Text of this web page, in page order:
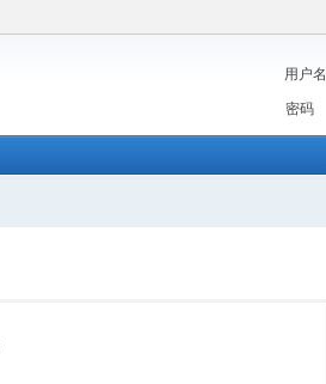
用户名
密码